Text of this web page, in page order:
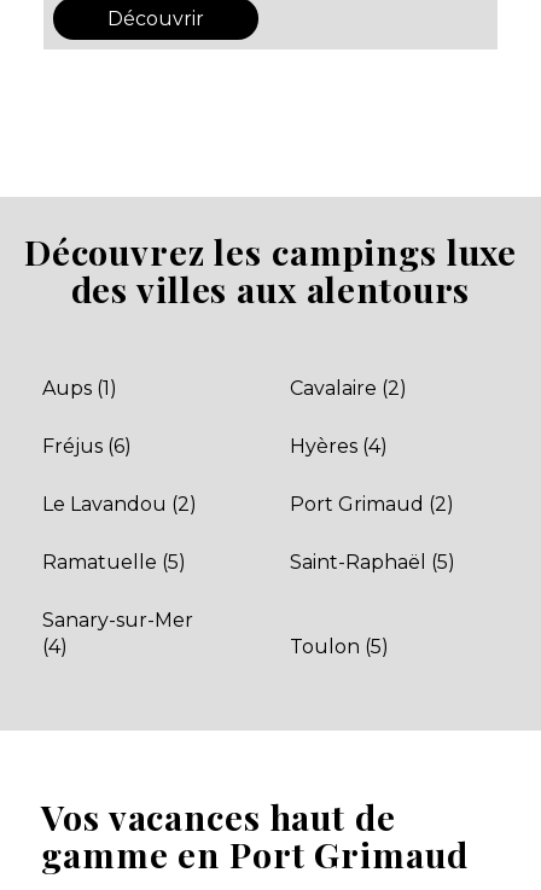
Vos vacances haut de
gamme en Port Grimaud
Découvrir
Découvrez les campings luxe
des villes aux alentours
Aups (1) Cavalaire (2)
Fréjus (6) Hyères (4)
Le Lavandou (2) Port Grimaud (2)
Ramatuelle (5) Saint-Raphaël (5)
Sanary-sur-Mer
(4)
Toulon (5)